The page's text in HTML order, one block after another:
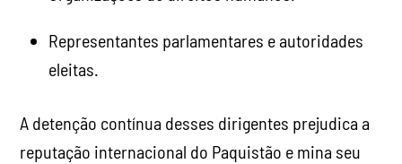
Representantes parlamentares e autoridades
eleitas.
A detenção contínua desses dirigentes prejudica a
reputação internacional do Paquistão e mina seu